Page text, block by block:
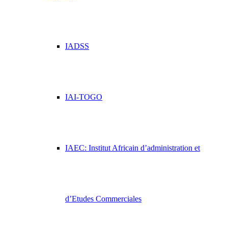
IADSS
IAI-TOGO
IAEC: Institut Africain d’administration et
d’Etudes Commerciales